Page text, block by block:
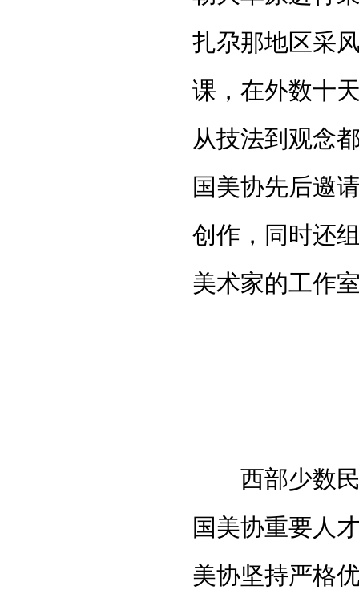
扎尕那地区采
课，在外数十
从技法到观念
国美协先后邀
创作，同时还
美术家的工作
西部少数民
国美协重要人
美协坚持严格